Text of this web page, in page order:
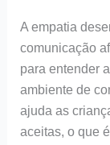
A empatia
comunicação
para entender
ambiente de
ajuda as
aceitas, o que